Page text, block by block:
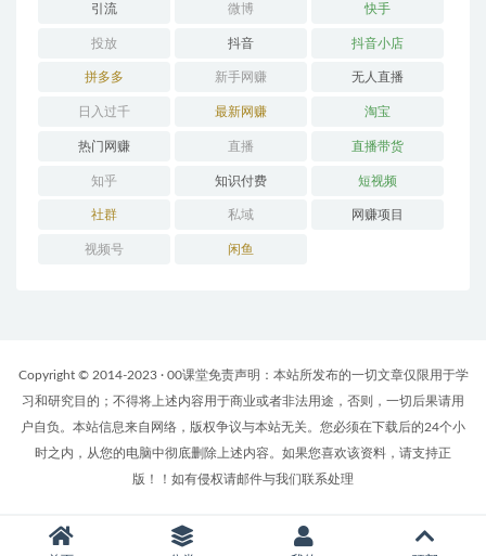
引流 微博 快手
投放 抖音 抖音小店
拼多多 新手网赚 无人直播
日入过千 最新网赚 淘宝
热门网赚 直播 直播带货
知乎 知识付费 短视频
社群 私域 网赚项目
视频号 闲鱼
Copyright © 2014-2023 · 00课堂免责声明：本站所发布的一切文章仅限用于学
习和研究目的；不得将上述内容用于商业或者非法用途，否则，一切后果请用
户自负。本站信息来自网络，版权争议与本站无关。您必须在下载后的24个小
时之内，从您的电脑中彻底删除上述内容。如果您喜欢该资料，请支持正
版！！如有侵权请邮件与我们联系处理